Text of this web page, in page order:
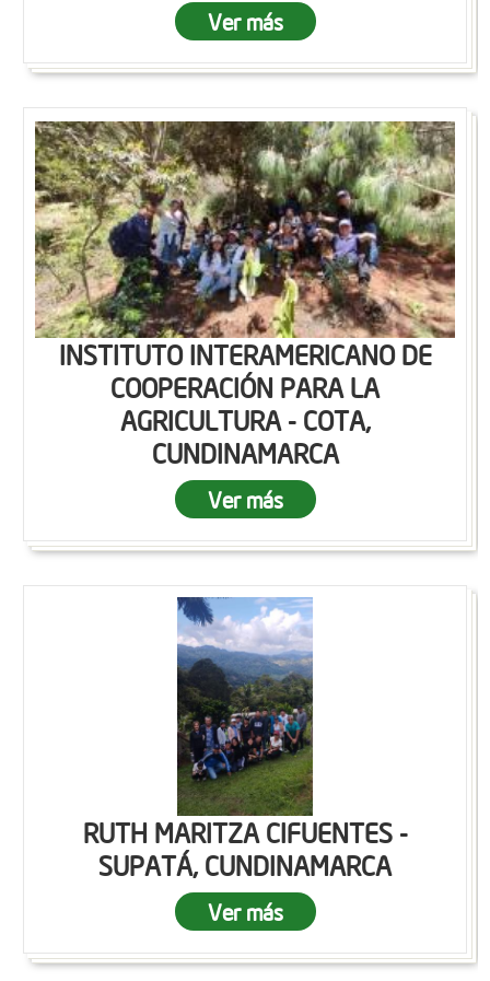
Ver más
INSTITUTO INTERAMERICANO DE
COOPERACIÓN PARA LA
AGRICULTURA - COTA,
CUNDINAMARCA
Ver más
RUTH MARITZA CIFUENTES -
SUPATÁ, CUNDINAMARCA
Ver más